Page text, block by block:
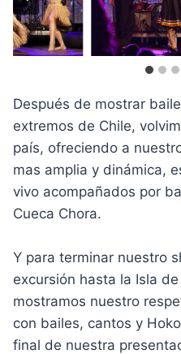
Después de mostrar
extremos de Chile,
país, ofreciendo a
mas amplia y dinámica,
vivo acompañados por
Cueca Chora.
Y para terminar nuestro
excursión hasta la Isla
mostramos nuestro
con bailes, cantos y
final de nuestra